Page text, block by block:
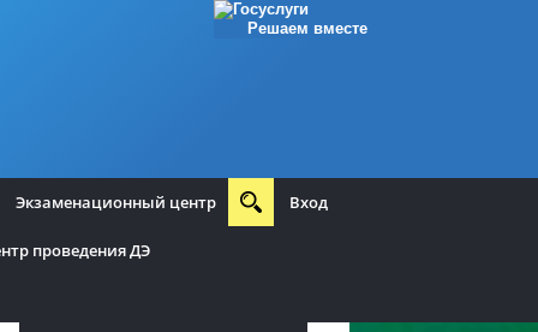
Решаем вместе
Экзаменационный центр
проведения ДЭ
Вход